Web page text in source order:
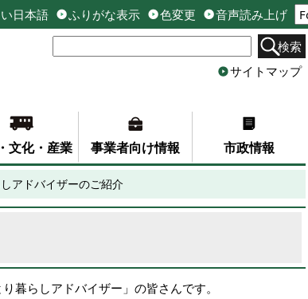
日本語 ふりがな表示 色変更
音声読み上げ
検索
サイトマップ
文化・産業 事業者向け情報 市政情報
アドバイザーのご紹介
暮らしアドバイザー」の皆さんです。